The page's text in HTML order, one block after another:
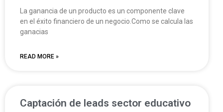
La ganancia de un producto es un componente clave
en el éxito financiero de un negocio.Como se calcula las
ganacias
READ MORE »
Captación de leads sector educativo